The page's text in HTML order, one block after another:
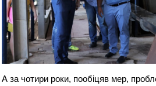
А за чотири роки, пообіцяв мер,